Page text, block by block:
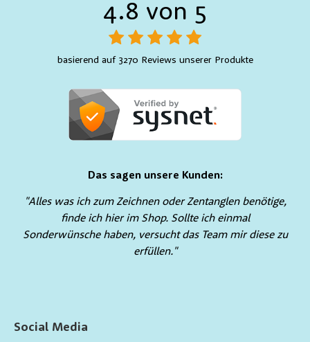
4.8 von 5
basierend auf 3270 Reviews unserer Produkte
Das sagen unsere Kunden:
"Alles was ich zum Zeichnen oder Zentanglen benötige,
finde ich hier im Shop. Sollte ich einmal
Sonderwünsche haben, versucht das Team mir diese zu
erfüllen."
Social Media